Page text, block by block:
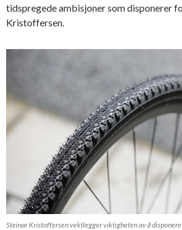
tidspregede ambisjoner som disponerer
Kristoffersen.
Steinar Kristoffersen vektlegger viktigheten av å